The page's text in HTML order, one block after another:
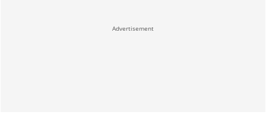
Advertisement